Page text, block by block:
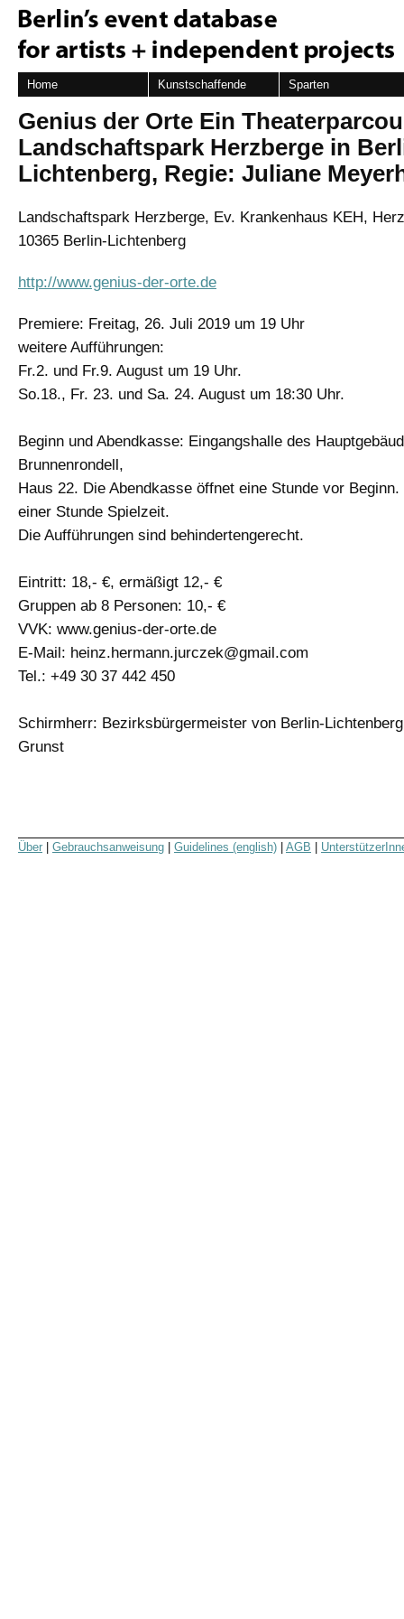
Home Kunstschaffende Sparten
Genius der Orte Ein
Landschaftspark Herzberge in
Lichtenberg, Regie: Juliane
Landschaftspark Herzberge, Ev. Krankenhaus KEH,
10365 Berlin-Lichtenberg
http://www.genius-der-orte.de
Premiere: Freitag, 26. Juli 2019 um 19 Uhr
weitere Aufführungen:
Fr.2. und Fr.9. August um 19 Uhr.
So.18., Fr. 23. und Sa. 24. August um 18:30 Uhr.
Beginn und Abendkasse: Eingangshalle des
Brunnenrondell,
Haus 22. Die Abendkasse öffnet eine Stunde vor
einer Stunde Spielzeit.
Die Aufführungen sind behindertengerecht.
Eintritt: 18,- €, ermäßigt 12,- €
Gruppen ab 8 Personen: 10,- €
VVK: www.genius-der-orte.de
E-Mail: heinz.hermann.jurczek@gmail.com
Tel.: +49 30 37 442 450
Schirmherr: Bezirksbürgermeister von Berlin-
Grunst
Über Gebrauchsanweisung Guidelines (english) AGB